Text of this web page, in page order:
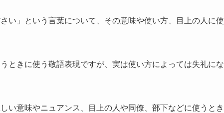
い」という言葉について、その意味や使い方、目上の人に使
ときに使う敬語表現ですが、実は使い方によっては失礼にな
い意味やニュアンス、目上の人や同僚、部下などに使うとき